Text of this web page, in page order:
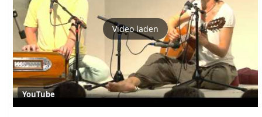
Video laden
YouTube